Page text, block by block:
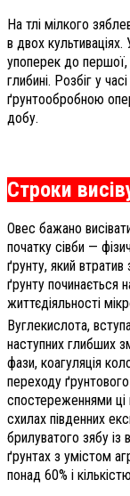
На тлі мілкого
в двох
упоперек до
глибині. Розбіг у
ґрунтообробною
добу.
Строки
Овес бажано
початку сівби —
ґрунту, який
ґрунту починається
життєдіяльності
Вуглекислота,
наступних глибших
фази, коагуляція
переходу
спостереженнями
схилах південних
брилуватого зябу
ґрунтах з умістом
понад 60% і